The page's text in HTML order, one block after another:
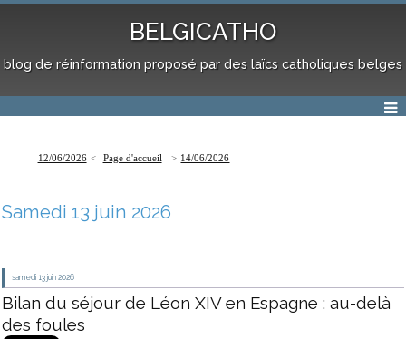
BELGICATHO
blog de réinformation proposé par des laïcs catholiques belges
12/06/2026 Page d'accueil 14/06/2026
Samedi 13 juin 2026
samedi 13 juin 2026
Bilan du séjour de Léon XIV en Espagne : au-delà
des foules